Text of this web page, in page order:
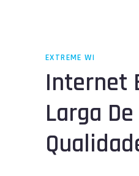
EXTREME WI
Internet
Larga De